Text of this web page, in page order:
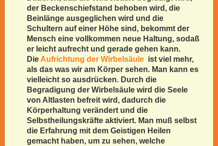
der Beckenschiefstand behoben wird, die
Beinlänge ausgeglichen wird und die
Schultern auf einer Höhe sind, bekommt der
Mensch eine vollkommen neue Haltung, sodaß
er leicht aufrecht und gerade gehen kann.
Die Aufrichtung der Wirbelsäule ist viel mehr,
als das was wir am Körper sehen. Man kann es
vielleicht so ausdrücken. Durch die
Begradigung der Wirbelsäule wird die Seele
von Altlasten befreit wird, dadurch die
Körperhaltung verändert und die
Selbstheilungskräfte aktiviert. Man muß selbst
die Erfahrung mit dem Geistigen Heilen
gemacht haben, um zu sehen, welche